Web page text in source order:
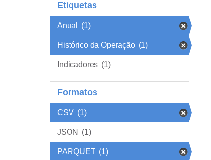
Etiquetas
Anual (1)
Histórico da Operação (1)
Indicadores (1)
Formatos
CSV (1)
JSON (1)
PARQUET (1)